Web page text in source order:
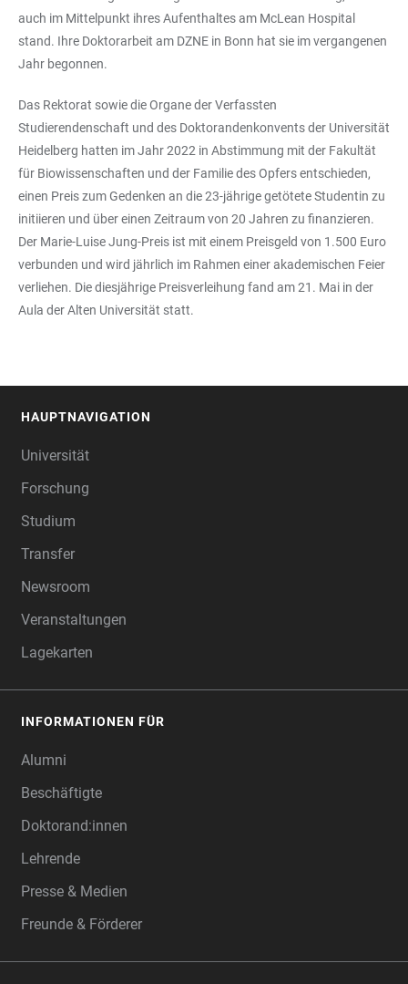
auch im Mittelpunkt ihres Aufenthaltes am McLean Hospital
stand. Ihre Doktorarbeit am DZNE in Bonn hat sie im vergangenen
Jahr begonnen.
Das Rektorat sowie die Organe der Verfassten
Studierendenschaft und des Doktorandenkonvents der Universität
Heidelberg hatten im Jahr 2022 in Abstimmung mit der Fakultät
für Biowissenschaften und der Familie des Opfers entschieden,
einen Preis zum Gedenken an die 23-jährige getötete Studentin zu
initiieren und über einen Zeitraum von 20 Jahren zu finanzieren.
Der Marie-Luise Jung-Preis ist mit einem Preisgeld von 1.500 Euro
verbunden und wird jährlich im Rahmen einer akademischen Feier
verliehen. Die diesjährige Preisverleihung fand am 21. Mai in der
Aula der Alten Universität statt.
HAUPTNAVIGATION
Universität
Forschung
Studium
Transfer
Newsroom
Veranstaltungen
Lagekarten
INFORMATIONEN FÜR
Alumni
Beschäftigte
Doktorand:innen
Lehrende
Presse & Medien
Freunde & Förderer